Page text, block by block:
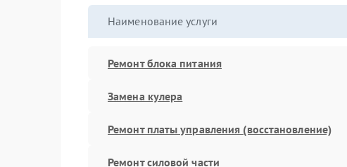
Наименование услуги
Ремонт блока питания
Замена кулера
Ремонт платы управления (восстановление)
Ремонт силовой части